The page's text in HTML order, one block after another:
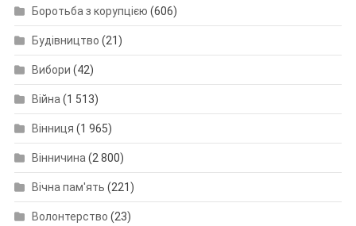
Боротьба з корупцією (606)
Будівництво (21)
Вибори (42)
Війна (1 513)
Вінниця (1 965)
Вінничина (2 800)
Вічна пам'ять (221)
Волонтерство (23)